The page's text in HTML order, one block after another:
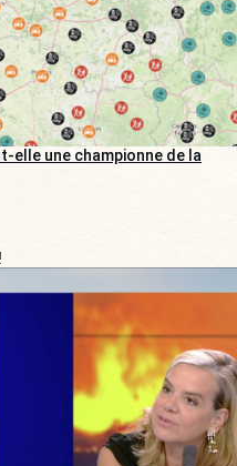
elle une championne de la